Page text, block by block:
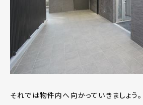
それでは物件内へ向かっていきましょう。